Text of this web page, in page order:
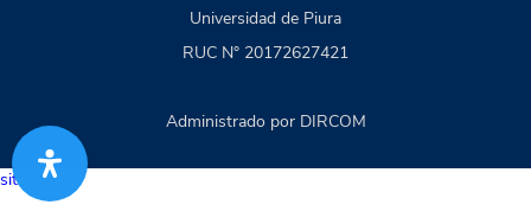
Universidad de Piura
RUC N° 20172627421
Administrado por DIRCOM
situs togel